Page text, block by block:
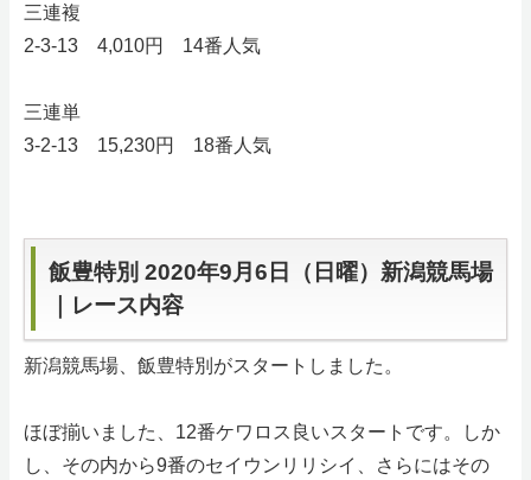
三連複
2-3-13 4,010円 14番人気
三連単
3-2-13 15,230円 18番人気
飯豊特別 2020年9月6日（日曜）新潟競馬場
｜レース内容
新潟競馬場、飯豊特別がスタートしました。
ほぼ揃いました、12番ケワロス良いスタートです。しか
し、その内から9番のセイウンリリシイ、さらにはその